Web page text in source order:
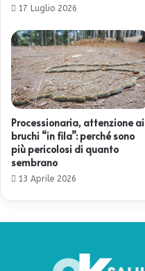
17 Luglio 2026
Processionaria, attenzione ai
bruchi “in fila”: perché sono
più pericolosi di quanto
sembrano
13 Aprile 2026